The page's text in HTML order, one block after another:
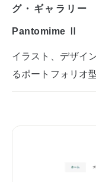
グ・ギャラリー
Pantomime Ⅱ
イラスト、デザイ
るポートフォリオ